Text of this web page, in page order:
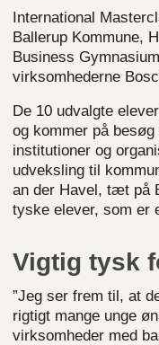
International
Ballerup Kommune,
Business
virksomhederne
De 10 udvalgte
og kommer på
institutioner og
udveksling til
an der Havel, tæt på
tyske elever, som er
Vigtig tysk
”Jeg ser frem til, at
rigtigt mange unge
virksomheder med